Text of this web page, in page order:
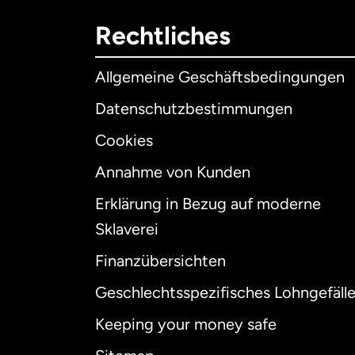
Rechtliches
Allgemeine Geschäftsbedingungen
Datenschutzbestimmungen
Cookies
Annahme von Kunden
Erklärung in Bezug auf moderne
Sklaverei
Finanzübersichten
Geschlechtsspezifisches Lohngefälle
Keeping your money safe